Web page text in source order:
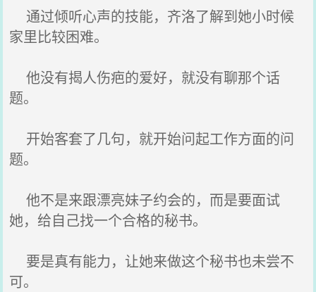
通过倾听心声的技能，齐洛了解到她小时候
家里比较困难。
他没有揭人伤疤的爱好，就没有聊那个话
题。
开始客套了几句，就开始问起工作方面的问
题。
他不是来跟漂亮妹子约会的，而是要面试
她，给自己找一个合格的秘书。
要是真有能力，让她来做这个秘书也未尝不
可。